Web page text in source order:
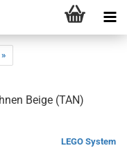
Beige (TAN)
LEGO System